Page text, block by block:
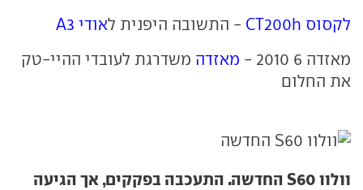
לקסוס CT200h
- התשובה היפנית לאודי A3
מאזדה 6 2010 -
מאזדה משדרגת לעובדי ההיי-טק
את החלום
וולוו S60 החדשה. התעכבה בפקקים, אך הגיעה